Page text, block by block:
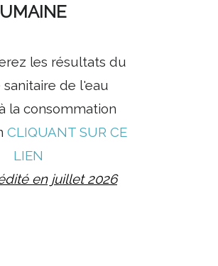
les résultats du
de l'eau
la consommation
CLIQUANT SUR CE
LIEN
en juillet 2026